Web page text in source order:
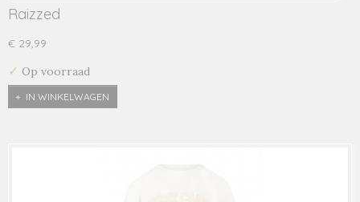
Raizzed
€ 29,99
✓ Op voorraad
IN WINKELWAGEN